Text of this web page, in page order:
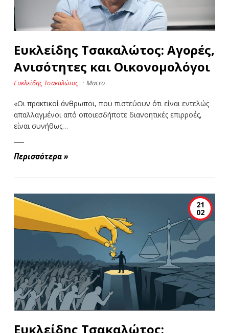
Ευκλείδης Τσακαλώτος: Αγορές,
Ανισότητες και Οικονομολόγοι
Ευκλείδης Τσακαλώτος · Macro
«Οι πρακτικοί άνθρωποι, που πιστεύουν ότι είναι εντελώς
απαλλαγμένοι από οποιεσδήποτε διανοητικές επιρροές,
είναι συνήθως…
Περισσότερα »
21
02
Ευκλείδης Τσακαλώτος: